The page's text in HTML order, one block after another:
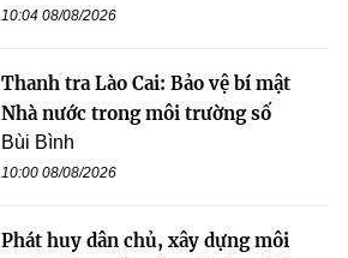
10:04 08/08/2026
Thanh tra Lào Cai: Bảo vệ bí mật
Nhà nước trong môi trường số
Bùi Bình
10:00 08/08/2026
Phát huy dân chủ, xây dựng môi